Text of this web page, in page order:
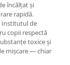
încălțat și
rapidă.
Institutul de
copii respectă
toxice și
mișcare — chiar